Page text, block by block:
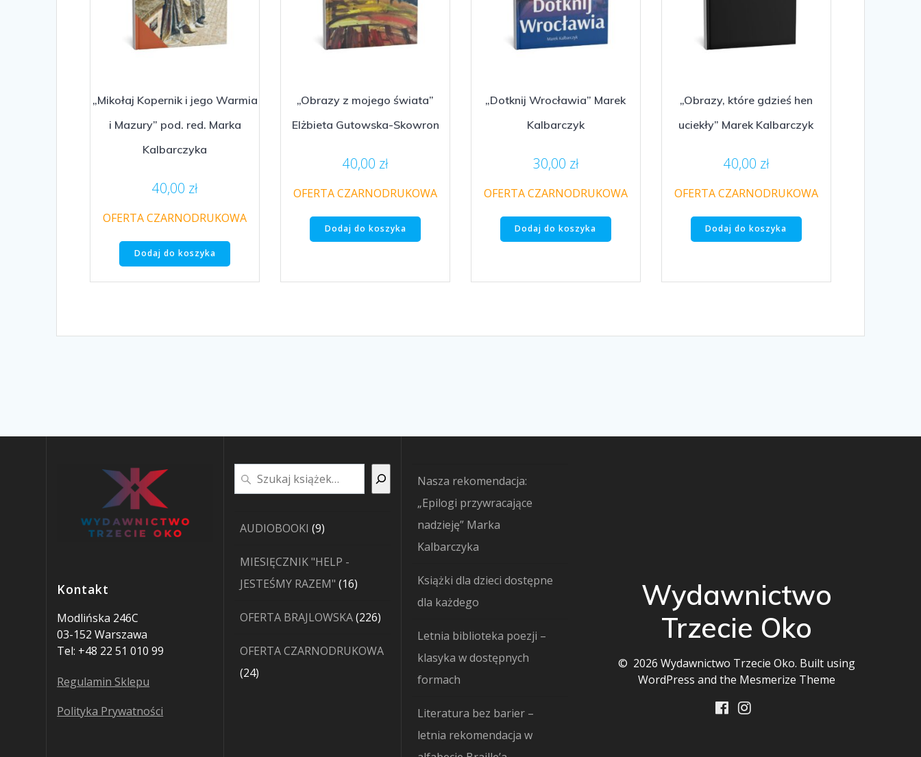
„Mikołaj Kopernik i jego Warmia
i Mazury” pod. red. Marka
Kalbarczyka
40,00 zł
OFERTA CZARNODRUKOWA
Dodaj do koszyka
„Obrazy z mojego świata”
Elżbieta Gutowska-Skowron
40,00 zł
OFERTA CZARNODRUKOWA
Dodaj do koszyka
„Dotknij Wrocławia” Marek
Kalbarczyk
30,00 zł
OFERTA CZARNODRUKOWA
Dodaj do koszyka
„Obrazy, które gdzieś hen
uciekły” Marek Kalbarczyk
40,00 zł
OFERTA CZARNODRUKOWA
Dodaj do koszyka
Kontakt
Modlińska 246C
03-152 Warszawa
Tel: +48 22 51 010 99
Regulamin Sklepu
Polityka Prywatności
Szukaj
AUDIOBOOKI 99
MIESIĘCZNIK "HELP -
JESTEŚMY RAZEM" 1616
OFERTA BRAJLOWSKA 226226
produktów
OFERTA CZARNODRUKOWA
2424
Nasza rekomendacja:
„Epilogi przywracające
nadzieję” Marka
Kalbarczyka
Książki dla dzieci dostępne
dla każdego
Letnia biblioteka poezji –
klasyka w dostępnych
formach
Literatura bez barier –
letnia rekomendacja w
Wydawnictwo
Trzecie Oko
© 2026 Wydawnictwo Trzecie Oko. Built using
WordPress and the Mesmerize Theme